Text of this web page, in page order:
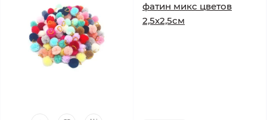
фатин микс цветов
2,5х2,5см